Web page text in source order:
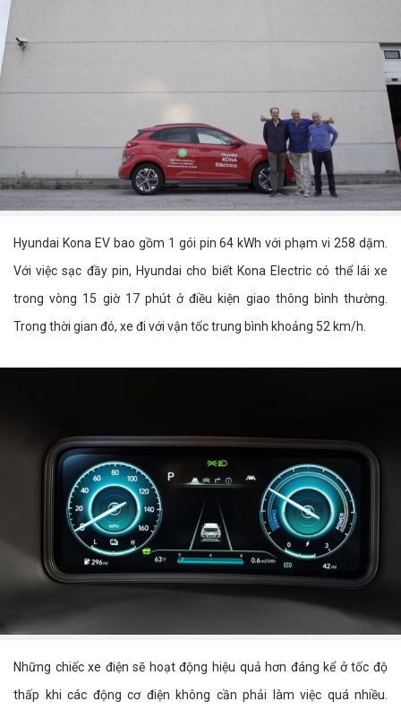
Hyundai Kona EV bao gồm 1 gói pin 64 kWh với phạm vi 258 dặm.
Với việc sạc đầy pin, Hyundai cho biết Kona Electric có thể lái xe
trong vòng 15 giờ 17 phút ở điều kiện giao thông bình thường.
Trong thời gian đó, xe đi với vận tốc trung bình khoảng 52 km/h.
Những chiếc xe điện sẽ hoạt động hiệu quả hơn đáng kể ở tốc độ
thấp khi các động cơ điện không cần phải làm việc quá nhiều.